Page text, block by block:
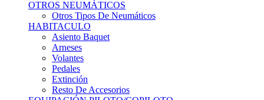
HABITACULO
Asiento Baquet
Arneses
Volantes
Pedales
Extinción
Resto De Accesorios
EQUIPACIÓN PILOTO/COPILOTO
Packs Completos